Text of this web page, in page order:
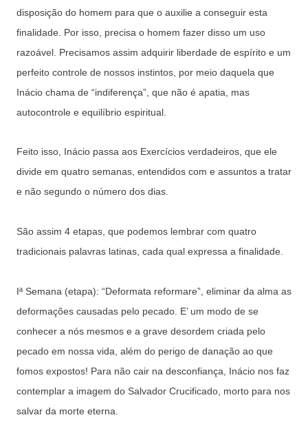
disposição do homem para que o auxilie a conseguir esta
finalidade. Por isso, precisa o homem fazer disso um uso
razoável. Precisamos assim adquirir liberdade de espírito e um
perfeito controle de nossos instintos, por meio daquela que
Inácio chama de “indiferença”, que não é apatia, mas
autocontrole e equilíbrio espiritual.
Feito isso, Inácio passa aos Exercícios verdadeiros, que ele
divide em quatro semanas, entendidos com e assuntos a tratar
e não segundo o número dos dias.
São assim 4 etapas, que podemos lembrar com quatro
tradicionais palavras latinas, cada qual expressa a finalidade.
Iª Semana (etapa): “Deformata reformare”, eliminar da alma as
deformações causadas pelo pecado. E’ um modo de se
conhecer a nós mesmos e a grave desordem criada pelo
pecado em nossa vida, além do perigo de danação ao que
fomos expostos! Para não cair na desconfiança, Inácio nos faz
contemplar a imagem do Salvador Crucificado, morto para nos
salvar da morte eterna.